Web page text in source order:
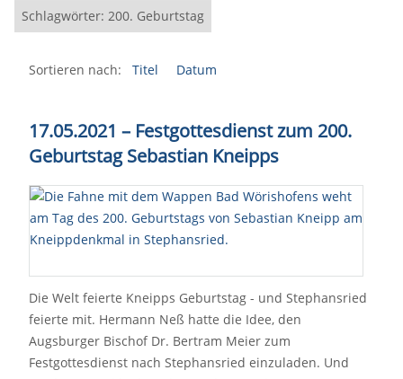
Schlagwörter: 200. Geburtstag
Sortieren nach: Titel Datum
17.05.2021 – Festgottesdienst zum 200.
Geburtstag Sebastian Kneipps
Die Welt feierte Kneipps Geburtstag - und Stephansried
feierte mit. Hermann Neß hatte die Idee, den
Augsburger Bischof Dr. Bertram Meier zum
Festgottesdienst nach Stephansried einzuladen. Und